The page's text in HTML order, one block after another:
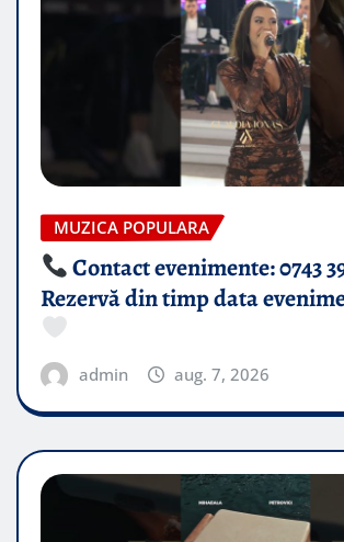
MUZICA POPULARA
Contact evenimente: 0743
Rezervă din timp data
admin aug. 7, 2026